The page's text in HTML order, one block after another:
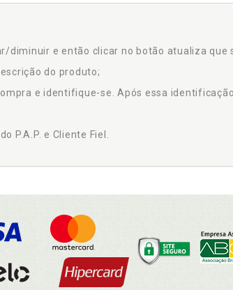
diminuir e então clicar no botão atualiza que
do produto;
e identifique-se. Após essa
P.A.P. e Cliente Fiel.